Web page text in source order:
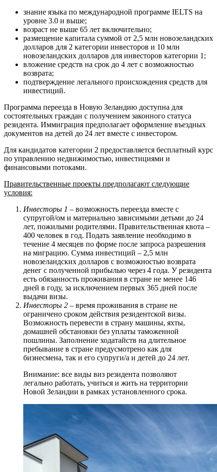
знание языка по международной программе IELTS на
уровне 3.0 и выше;
возраст не выше 65 лет включительно;
размещение капитала суммой от 2,5 млн новозеландских
долларов для 2 категории инвесторов и 10 млн
новозеландских долларов для инвесторов категории 1;
вложение средств на срок до 4 лет с возможностью
возврата;
подтверждение легального происхождения средств для
инвестиций.
Программа переезда в Новую Зеландию доступна для
состоятельных граждан с получением законного статуса
резидента. Иммиграция предполагает оформление въездных
документов на детей до 24 лет вместе с инвестором.
Для кандидатов категории 2 предоставляется бесплатный курс
по управлению недвижимостью, инвестициями и
финансовыми потоками.
Правительственные проекты предполагают следующие
условия:
Инвесторы 1 – возможность переезда вместе с
супругой/ом и материально зависимыми детьми до 24
лет, пожилыми родителями. Правительственная квота –
400 человек в год. Подать заявление необходимо в
течение 4 месяцев по форме после запроса разрешения
на миграцию. Сумма инвестиций – 2,5 млн
новозеландских долларов с возможностью возврата
денег с полученной прибылью через 4 года. У резидента
есть обязанность проживания в стране не менее 146
дней в году, за исключением первых 365 дней после
выдачи визы.
Инвесторы 2 – время проживания в стране не
ограничено сроком действия резидентской визы.
Возможность перевести в страну машины, яхты,
домашней обстановки без уплаты таможенной
пошлины. Заполнение ходатайств на длительное
пребывание в стране предусмотрено как для
бизнесмена, так и его супруги/а и детей до 24 лет.
Внимание: все виды виз резидента позволяют
легально работать, учиться и жить на территории
Новой Зеландии в рамках установленного срока.